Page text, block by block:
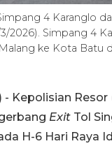
4 Karanglo
2026). Simpang 4
ke Kota Batu
- Kepolisian
Exit Tol
H-6 Hari Raya